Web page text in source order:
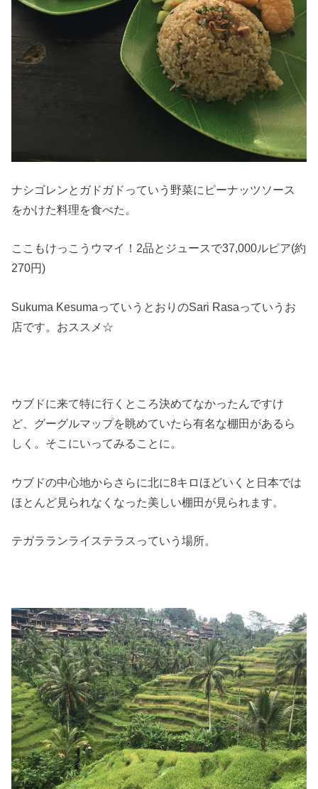
ナシゴレンとガドガドっていう野菜にピーナッツソース
をかけた料理を食べた。
ここもけっこうウマイ！2品とジュースで37,000ルピア(約
270円)
Sukuma KesumaっていうとおりのSari Rasaっていうお
店です。おススメ☆
ウブドに来て特に行くところ決めてなかったんですけ
ど、グーグルマップを眺めていたら有名な棚田があるら
しく。そこにいってみることに。
ウブドの中心地からさらに北に8キロほどいくと日本では
ほとんど見られなくなった美しい棚田が見られます。
テガラランライステラスっていう場所。